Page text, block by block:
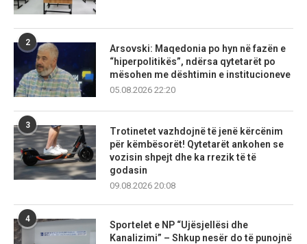
2
Arsovski: Maqedonia po hyn në fazën e
“hiperpolitikës”, ndërsa qytetarët po
mësohen me dështimin e institucioneve
05.08.2026 22:20
3
Trotinetet vazhdojnë të jenë kërcënim
për këmbësorët! Qytetarët ankohen se
vozisin shpejt dhe ka rrezik të të
godasin
09.08.2026 20:08
4
Sportelet e NP “Ujësjellësi dhe
Kanalizimi” – Shkup nesër do të punojnë